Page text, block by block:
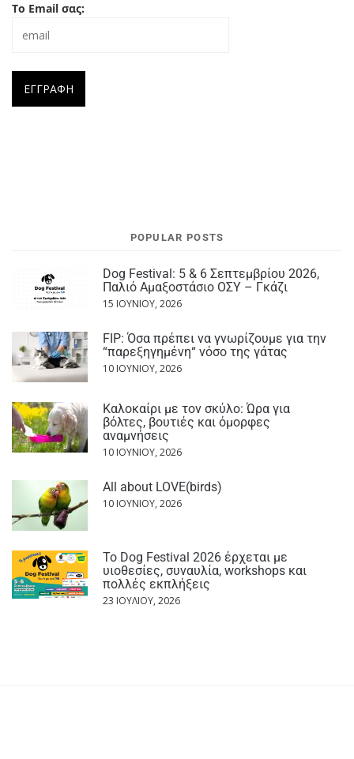
Το Email σας:
POPULAR POSTS
Dog Festival: 5 & 6 Σεπτεμβρίου 2026,
Παλιό Αμαξοστάσιο ΟΣΥ – Γκάζι
15 ΙΟΥΝΊΟΥ, 2026
FIP: Όσα πρέπει να γνωρίζουμε για την
“παρεξηγημένη“ νόσο της γάτας
10 ΙΟΥΝΊΟΥ, 2026
Καλοκαίρι με τον σκύλο: Ώρα για
βόλτες, βουτιές και όμορφες
αναμνήσεις
10 ΙΟΥΝΊΟΥ, 2026
All about LOVE(birds)
10 ΙΟΥΝΊΟΥ, 2026
Το Dog Festival 2026 έρχεται με
υιοθεσίες, συναυλία, workshops και
πολλές εκπλήξεις
23 ΙΟΥΛΊΟΥ, 2026